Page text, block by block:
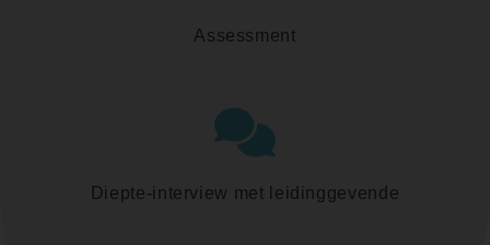
Assessment
Diepte-interview met leidinggevende